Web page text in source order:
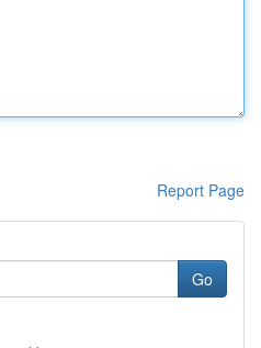
Report Page
Go